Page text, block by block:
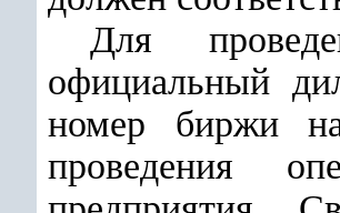
Для
официальный
номер биржи
проведения